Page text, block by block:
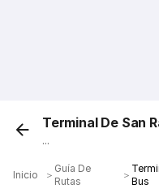
Terminal De San
...
Inicio ＞
Guía De
Rutas
＞
Bus